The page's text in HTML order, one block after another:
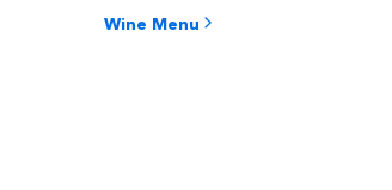
Wine Menu